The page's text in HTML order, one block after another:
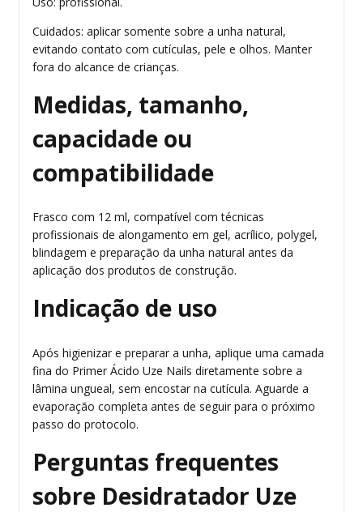
Cuidados: aplicar somente sobre a unha natural,
evitando contato com cutículas, pele e olhos. Manter
fora do alcance de crianças.
Medidas, tamanho,
capacidade ou
compatibilidade
Frasco com 12 ml, compatível com técnicas
profissionais de alongamento em gel, acrílico, polygel,
blindagem e preparação da unha natural antes da
aplicação dos produtos de construção.
Indicação de uso
Após higienizar e preparar a unha, aplique uma camada
fina do Primer Ácido Uze Nails diretamente sobre a
lâmina ungueal, sem encostar na cutícula. Aguarde a
evaporação completa antes de seguir para o próximo
passo do protocolo.
Perguntas frequentes
sobre Desidratador Uze